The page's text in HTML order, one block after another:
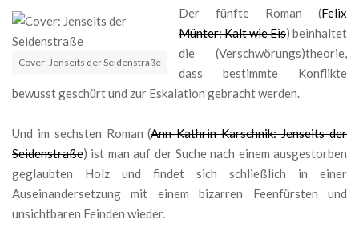
Cover: Jenseits der Seidenstraße
Der fünfte Roman (Felix
Münter: Kalt wie Eis) beinhaltet
die (Verschwörungs)theorie,
dass bestimmte Konflikte
bewusst geschürt und zur Eskalation gebracht werden.
Und im sechsten Roman (Ann-Kathrin Karschnik: Jenseits der
Seidenstraße) ist man auf der Suche nach einem ausgestorben
geglaubten Holz und findet sich schließlich in einer
Auseinandersetzung mit einem bizarren Feenfürsten und
unsichtbaren Feinden wieder.